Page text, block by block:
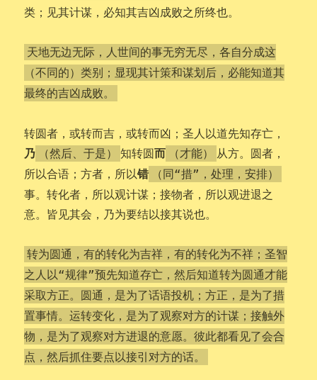
类；见其计谋，必知其吉凶成败之所终也。
天地无边无际，人世间的事无穷无尽，各自分成这
（不同的）类别；显现其计策和谋划后，必能知道其
最终的吉凶成败。
转圆者，或转而吉，或转而凶；圣人以道先知存亡，
乃 （然后、于是） 知转圆而 （才能）
从方。圆者，
所以合语；方者，所以错 （同“措”，处理，安排）
事。转化者，所以观计谋；接物者，所以观进退之
意。皆见其会，乃为要结以接其说也。
转为圆通，有的转化为吉祥，有的转化为不祥；圣智
之人以“规律”预先知道存亡，然后知道转为圆通才能
采取方正。圆通，是为了话语投机；方正，是为了措
置事情。运转变化，是为了观察对方的计谋；接触外
物，是为了观察对方进退的意愿。彼此都看见了会合
点，然后抓住要点以接引对方的话。